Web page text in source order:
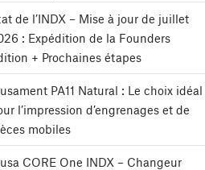
de l’INDX – Mise à jour de juillet
: Expédition de la Founders
+ Prochaines étapes
PA11 Natural : Le choix idéal
l’impression d’engrenages et de
mobiles
CORE One INDX – Changeur